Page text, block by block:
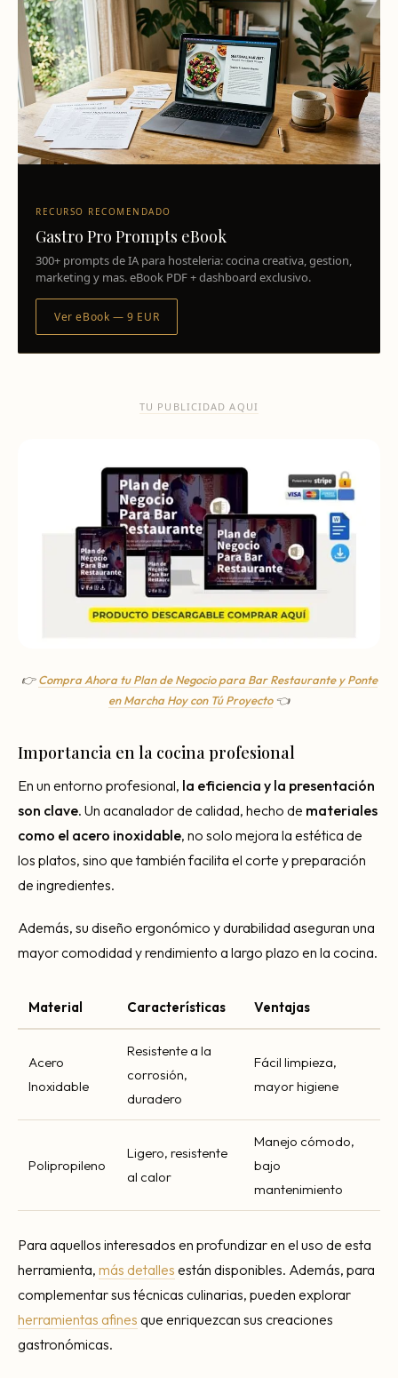
RECURSO RECOMENDADO
Gastro Pro Prompts eBook
300+ prompts de IA para hosteleria: cocina creativa, gestion,
marketing y mas. eBook PDF + dashboard exclusivo.
Ver eBook — 9 EUR
TU PUBLICIDAD AQUI
👉Compra Ahora tu Plan de Negocio para Bar Restaurante y Ponte
en Marcha Hoy con Tú Proyecto👈
Importancia en la cocina profesional
En un entorno profesional, la eficiencia y la presentación
son clave. Un acanalador de calidad, hecho de materiales
como el acero inoxidable, no solo mejora la estética de
los platos, sino que también facilita el corte y preparación
de ingredientes.
Además, su diseño ergonómico y durabilidad aseguran una
mayor comodidad y rendimiento a largo plazo en la cocina.
Material Características Ventajas
Acero
Inoxidable
Resistente a la
corrosión,
duradero
Fácil limpieza,
mayor higiene
Polipropileno
Ligero, resistente
al calor
Manejo cómodo,
bajo
mantenimiento
Para aquellos interesados en profundizar en el uso de esta
herramienta, más detalles están disponibles. Además, para
complementar sus técnicas culinarias, pueden explorar
herramientas afines que enriquezcan sus creaciones
gastronómicas.